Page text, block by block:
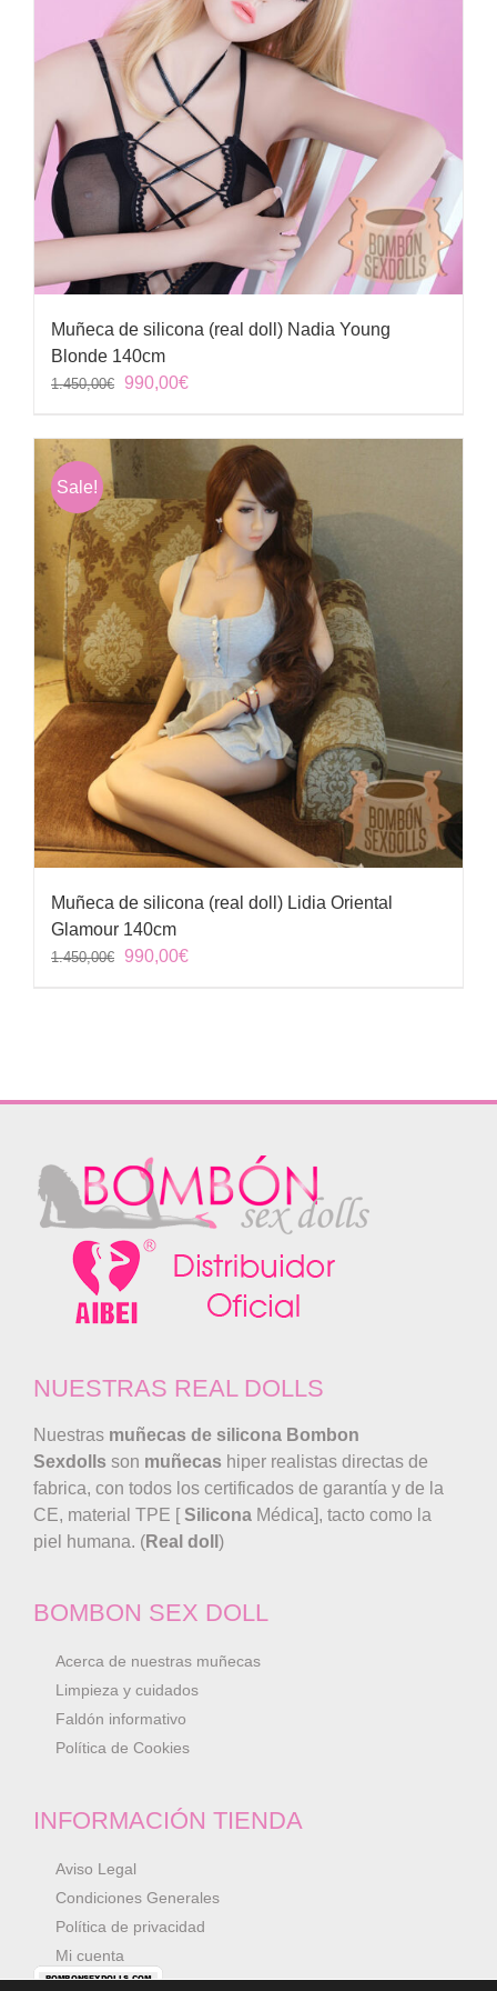
Muñeca de silicona (real doll) Nadia Young
Blonde 140cm
1.450,00€ El
original
990,00€El
actual
990,00€.
Sale!
Muñeca de silicona (real doll) Lidia Oriental
Glamour 140cm
1.450,00€ El
990,00€El
NUESTRAS REAL DOLLS
Nuestras muñecas de silicona Bombon
Sexdolls son muñecas hiper realistas directas de
fabrica, con todos los certificados de garantía y de la
CE, material TPE [Silicona Médica], tacto como la
piel humana. (Real doll )
BOMBON SEX DOLL
Acerca de nuestras muñecas
Limpieza y cuidados
Faldón informativo
Política de Cookies
INFORMACIÓN TIENDA
Aviso Legal
Condiciones Generales
Política de privacidad
Mi cuenta